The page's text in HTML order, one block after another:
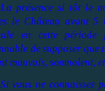
La présence si tôt le
le Château avant
en cette période
de supposer que
mauvais, somnolent,
Si vous ne connaissez